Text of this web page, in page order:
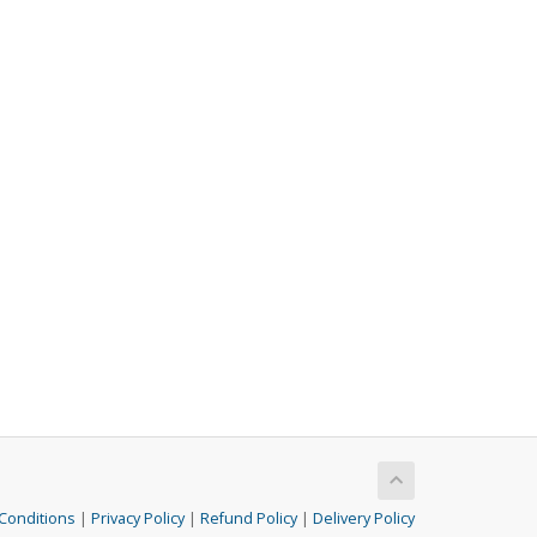
| Privacy Policy| Refund Policy| Delivery Policy